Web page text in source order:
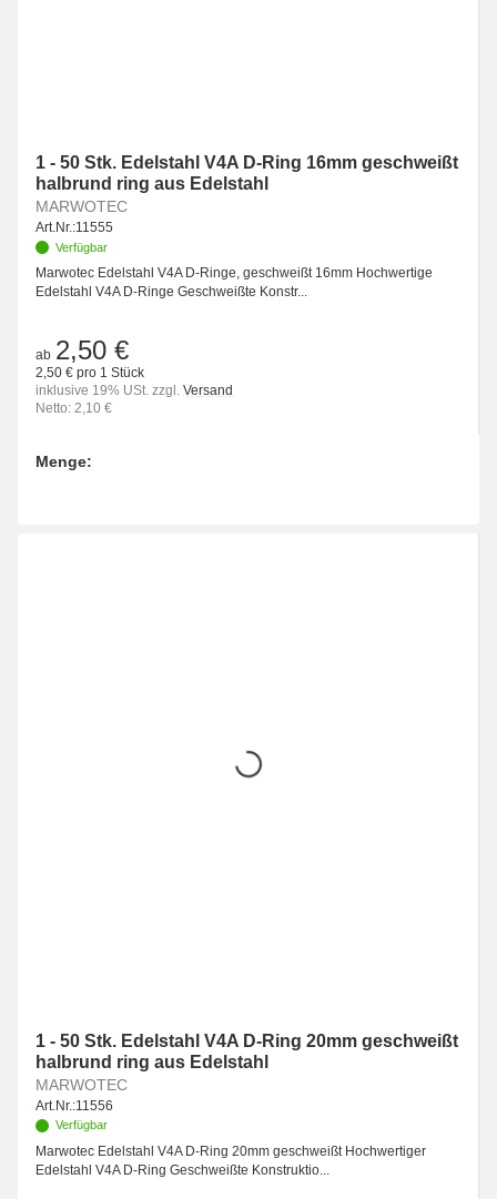
1 - 50 Stk. Edelstahl V4A D-Ring 16mm geschweißt
halbrund ring aus Edelstahl
MARWOTEC
Art.Nr.:11555
Verfügbar
Marwotec Edelstahl V4A D-Ringe, geschweißt 16mm Hochwertige
Edelstahl V4A D-Ringe Geschweißte Konstr...
ab 2,50 €
2,50 € pro 1 Stück
inklusive 19% USt. zzgl. Versand
Netto: 2,10 €
Menge:
1 - 50 Stk. Edelstahl V4A D-Ring 20mm geschweißt
halbrund ring aus Edelstahl
MARWOTEC
Art.Nr.:11556
Verfügbar
Marwotec Edelstahl V4A D-Ring 20mm geschweißt Hochwertiger
Edelstahl V4A D-Ring Geschweißte Konstruktio...